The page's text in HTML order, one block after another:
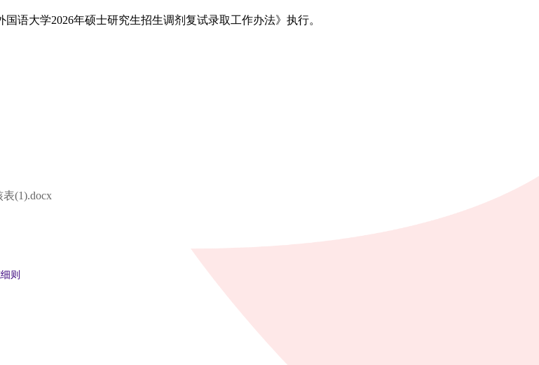
语大学2026年硕士研究生招生调剂复试录取工作办法》执行。
(1).docx
则